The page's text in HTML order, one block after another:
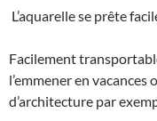
L’aquarelle se prête
Facilement
l’emmener en
d’architecture par